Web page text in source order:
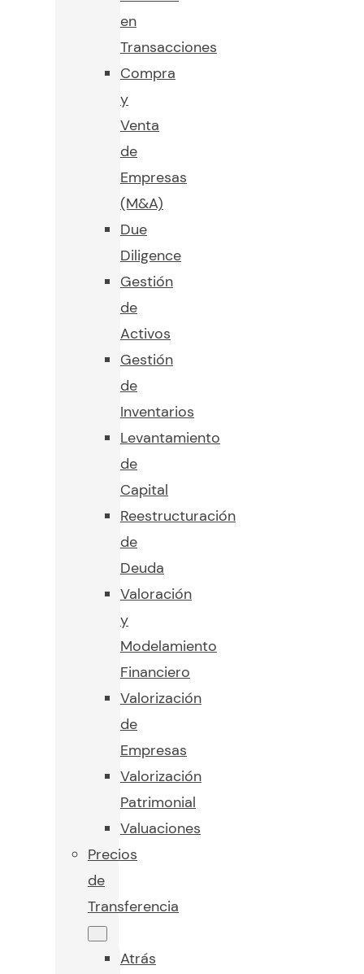
en
Transacciones
Compra
y
Venta
de
Empresas
(M&A)
Due
Diligence
Gestión
de
Activos
Gestión
de
Inventarios
Levantamiento
de
Capital
Reestructuración
de
Deuda
Valoración
y
Modelamiento
Financiero
Valorización
de
Empresas
Valorización
Patrimonial
Valuaciones
Precios
de
Transferencia
Atrás